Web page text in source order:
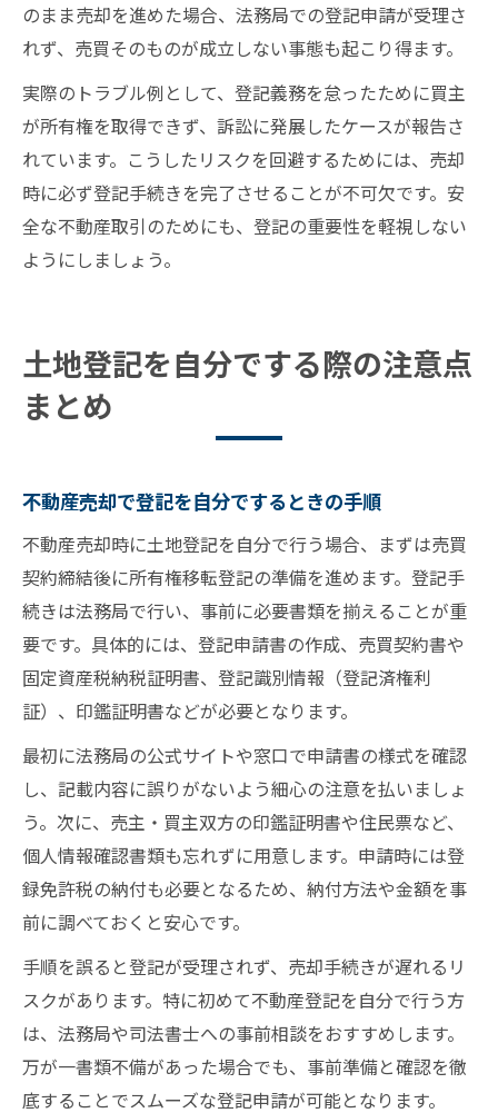
のまま売却を進めた場合、法務局での登記申請が受理さ
れず、売買そのものが成立しない事態も起こり得ます。
実際のトラブル例として、登記義務を怠ったために買主
が所有権を取得できず、訴訟に発展したケースが報告さ
れています。こうしたリスクを回避するためには、売却
時に必ず登記手続きを完了させることが不可欠です。安
全な不動産取引のためにも、登記の重要性を軽視しない
ようにしましょう。
土地登記を自分でする際の注意点
まとめ
不動産売却で登記を自分でするときの手順
不動産売却時に土地登記を自分で行う場合、まずは売買
契約締結後に所有権移転登記の準備を進めます。登記手
続きは法務局で行い、事前に必要書類を揃えることが重
要です。具体的には、登記申請書の作成、売買契約書や
固定資産税納税証明書、登記識別情報（登記済権利
証）、印鑑証明書などが必要となります。
最初に法務局の公式サイトや窓口で申請書の様式を確認
し、記載内容に誤りがないよう細心の注意を払いましょ
う。次に、売主・買主双方の印鑑証明書や住民票など、
個人情報確認書類も忘れずに用意します。申請時には登
録免許税の納付も必要となるため、納付方法や金額を事
前に調べておくと安心です。
手順を誤ると登記が受理されず、売却手続きが遅れるリ
スクがあります。特に初めて不動産登記を自分で行う方
は、法務局や司法書士への事前相談をおすすめします。
万が一書類不備があった場合でも、事前準備と確認を徹
底することでスムーズな登記申請が可能となります。